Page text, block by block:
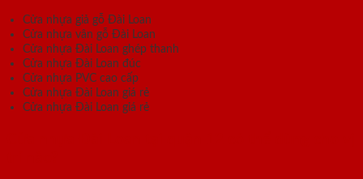
Cửa nhựa giả gỗ Đài Loan
Cửa nhựa vân gỗ Đài Loan
Cửa nhựa Đài Loan ghép thanh
Cửa nhựa Đài Loan đúc
Cửa nhựa PVC cao cấp
Cửa nhựa Đài Loan giá rẻ
Cửa nhựa Đài Loan giá rẻ